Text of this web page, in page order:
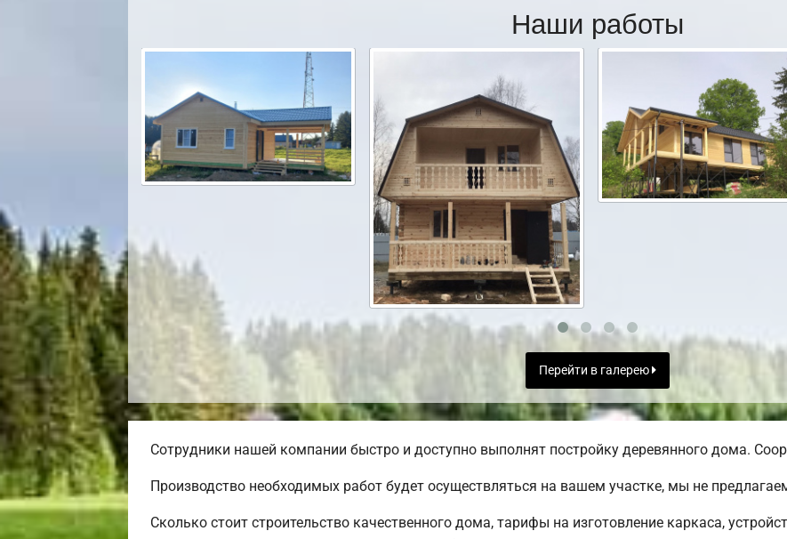
Наши работы
Перейти в галерею
Сотрудники нашей компании быстро и доступно выполнят постройку деревянного дома.
Производство необходимых работ будет осуществляться на вашем участке, мы не
Сколько стоит строительство качественного дома, тарифы на изготовление каркаса,